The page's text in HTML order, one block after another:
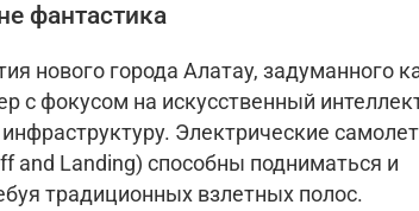
фантастика
нового города Алатау, задуманного
с фокусом на искусственный
Электрические
and Landing) способны подниматься и
традиционных взлетных полос.